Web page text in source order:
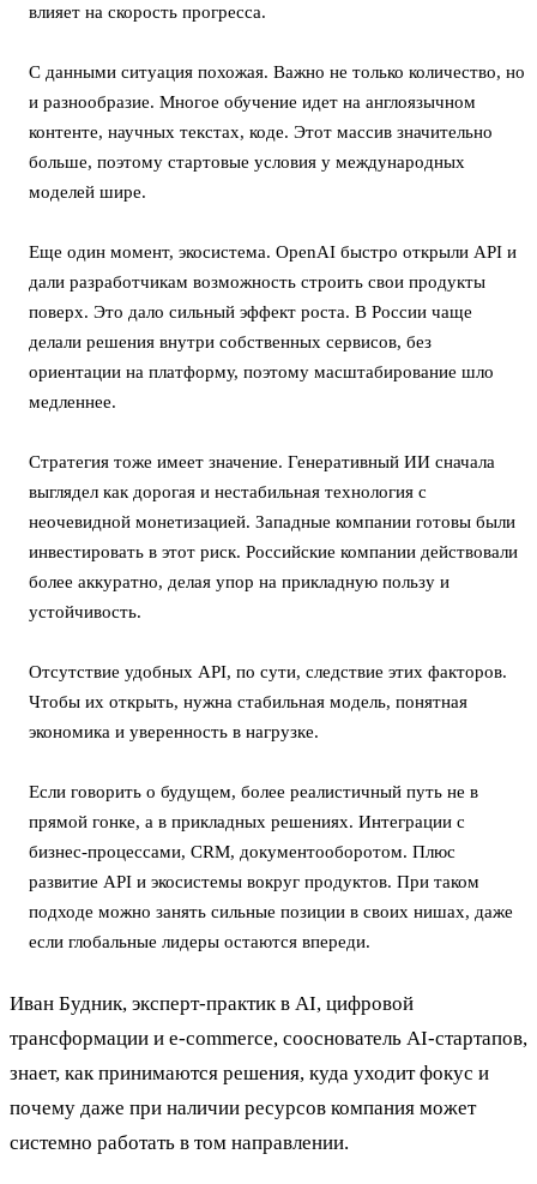
влияет на скорость прогресса.
С данными ситуация похожая. Важно не только количество, но
и разнообразие. Многое обучение идет на англоязычном
контенте, научных текстах, коде. Этот массив значительно
больше, поэтому стартовые условия у международных
моделей шире.
Еще один момент, экосистема. OpenAI быстро открыли API и
дали разработчикам возможность строить свои продукты
поверх. Это дало сильный эффект роста. В России чаще
делали решения внутри собственных сервисов, без
ориентации на платформу, поэтому масштабирование шло
медленнее.
Стратегия тоже имеет значение. Генеративный ИИ сначала
выглядел как дорогая и нестабильная технология с
неочевидной монетизацией. Западные компании готовы были
инвестировать в этот риск. Российские компании действовали
более аккуратно, делая упор на прикладную пользу и
устойчивость.
Отсутствие удобных API, по сути, следствие этих факторов.
Чтобы их открыть, нужна стабильная модель, понятная
экономика и уверенность в нагрузке.
Если говорить о будущем, более реалистичный путь не в
прямой гонке, а в прикладных решениях. Интеграции с
бизнес-процессами, CRM, документооборотом. Плюс
развитие API и экосистемы вокруг продуктов. При таком
подходе можно занять сильные позиции в своих нишах, даже
если глобальные лидеры остаются впереди.
Иван Будник, эксперт-практик в AI, цифровой
трансформации и e-commerce, сооснователь AI-стартапов,
знает, как принимаются решения, куда уходит фокус и
почему даже при наличии ресурсов компания может
системно работать в том направлении.